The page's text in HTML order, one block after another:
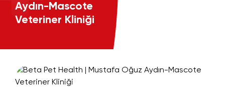
Aydın-Mascote
Veteriner Kliniği